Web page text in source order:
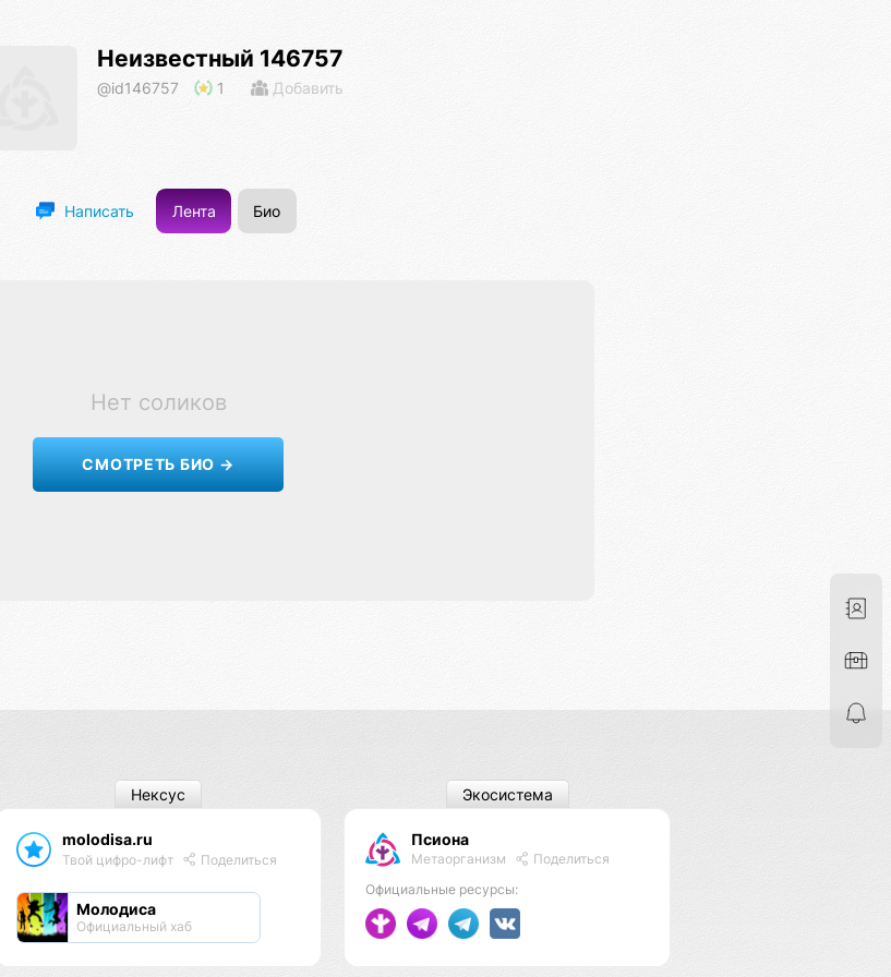
Неизвестный 146757
@id146757 1 Добавить
Написать Лента Био
Нет соликов
СМОТРЕТЬ БИО →
molodisa.ru
Твой цифро-лифт Поделиться
Молодиса
Официальный хаб
Нексус
Псиона
Метаорганизм
Поделиться
Официальные ресурсы:
Экосистема